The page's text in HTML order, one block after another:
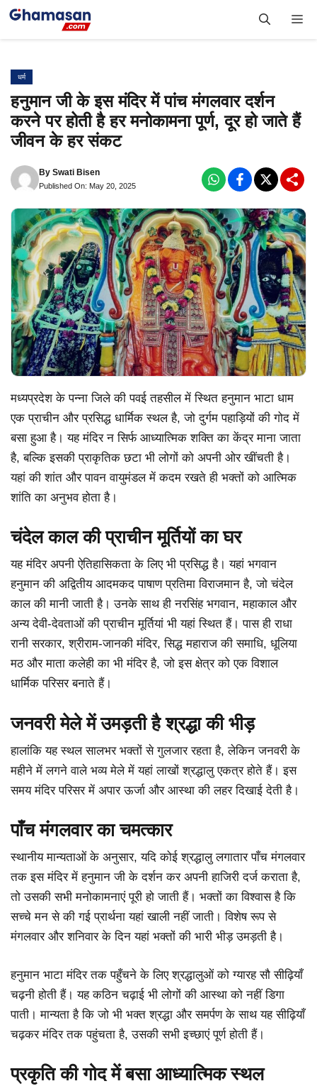
Skip
धर्म
हनुमान जी के इस मंदिर में पांच मंगलवार दर्शन
करने पर होती है हर मनोकामना पूर्ण, दूर हो जाते हैं
जीवन के हर संकट
By Swati Bisen
Published On: May 20, 2025
मध्यप्रदेश के पन्ना जिले की पवई तहसील में स्थित हनुमान भाटा धाम
एक प्राचीन और प्रसिद्ध धार्मिक स्थल है, जो दुर्गम पहाड़ियों की गोद में
बसा हुआ है। यह मंदिर न सिर्फ आध्यात्मिक शक्ति का केंद्र माना जाता
है, बल्कि इसकी प्राकृतिक छटा भी लोगों को अपनी ओर खींचती है।
यहां की शांत और पावन वायुमंडल में कदम रखते ही भक्तों को आत्मिक
शांति का अनुभव होता है।
चंदेल काल की प्राचीन मूर्तियों का घर
यह मंदिर अपनी ऐतिहासिकता के लिए भी प्रसिद्ध है। यहां भगवान
हनुमान की अद्वितीय आदमकद पाषाण प्रतिमा विराजमान है, जो चंदेल
काल की मानी जाती है। उनके साथ ही नरसिंह भगवान, महाकाल और
अन्य देवी-देवताओं की प्राचीन मूर्तियां भी यहां स्थित हैं। पास ही राधा
रानी सरकार, श्रीराम-जानकी मंदिर, सिद्ध महाराज की समाधि, धूलिया
मठ और माता कलेही का भी मंदिर है, जो इस क्षेत्र को एक विशाल
धार्मिक परिसर बनाते हैं।
जनवरी मेले में उमड़ती है श्रद्धा की भीड़
हालांकि यह स्थल सालभर भक्तों से गुलजार रहता है, लेकिन जनवरी के
महीने में लगने वाले भव्य मेले में यहां लाखों श्रद्धालु एकत्र होते हैं। इस
समय मंदिर परिसर में अपार ऊर्जा और आस्था की लहर दिखाई देती है।
पाँच मंगलवार का चमत्कार
स्थानीय मान्यताओं के अनुसार, यदि कोई श्रद्धालु लगातार पाँच मंगलवार
तक इस मंदिर में हनुमान जी के दर्शन कर अपनी हाजिरी दर्ज कराता है,
तो उसकी सभी मनोकामनाएं पूरी हो जाती हैं। भक्तों का विश्वास है कि
सच्चे मन से की गई प्रार्थना यहां खाली नहीं जाती। विशेष रूप से
मंगलवार और शनिवार के दिन यहां भक्तों की भारी भीड़ उमड़ती है।
हनुमान भाटा मंदिर तक पहुँचने के लिए श्रद्धालुओं को ग्यारह सौ सीढ़ियाँ
चढ़नी होती हैं। यह कठिन चढ़ाई भी लोगों की आस्था को नहीं डिगा
पाती। मान्यता है कि जो भी भक्त श्रद्धा और समर्पण के साथ यह सीढ़ियाँ
चढ़कर मंदिर तक पहुंचता है, उसकी सभी इच्छाएं पूर्ण होती हैं।
प्रकृति की गोद में बसा आध्यात्मिक स्थल